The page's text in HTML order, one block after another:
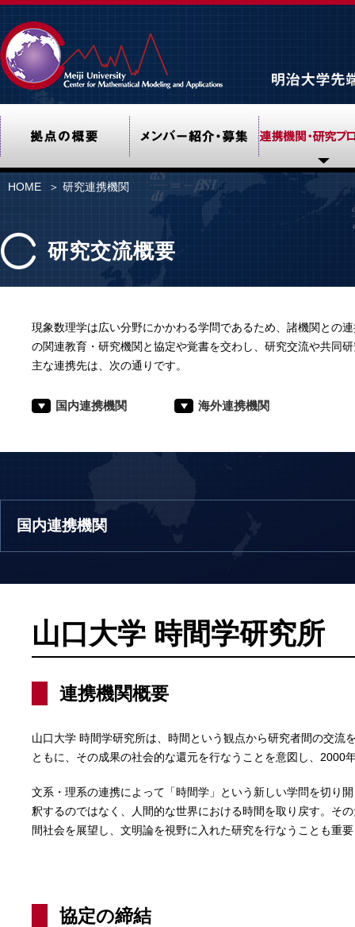
拠点の概要 メンバー紹介・募
HOME ＞ 研究連携機関
研究交流概要
現象数理学は広い分野にかかわる学問であるため、諸機関との
の関連教育・研究機関と協定や覚書を交わし、研究交流や共同
主な連携先は、次の通りです。
国内連携機関 海外連携機関
国内連携機関
山口大学 時間学研究所
連携機関概要
山口大学 時間学研究所は、時間という観点から研究者間の交流
ともに、その成果の社会的な還元を行なうことを意図し、2000
文系・理系の連携によって「時間学」という新しい学問を切り
釈するのではなく、人間的な世界における時間を取り戻す。そ
間社会を展望し、文明論を視野に入れた研究を行なうことも重
協定の締結